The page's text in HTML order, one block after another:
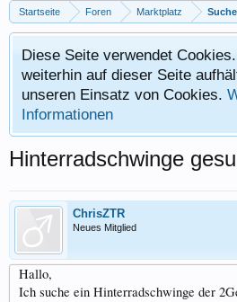
Startseite Foren Marktplatz Suche
Diese Seite verwendet
weiterhin auf dieser Seite
unseren Einsatz von Cookies.
Informationen
Hinterradschwinge
ChrisZTR
Neues Mitglied
Hallo,
Ich suche ein Hinterradschwinge der